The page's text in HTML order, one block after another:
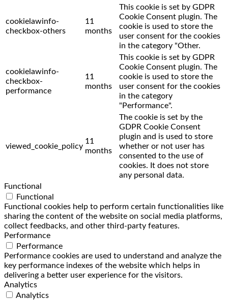
cookielawinfo-
checkbox-others
11
months
This cookie is set by GDPR
Cookie Consent plugin. The
cookie is used to store the
user consent for the cookies
in the category "Other.
cookielawinfo-
checkbox-
performance
11
months
This cookie is set by GDPR
Cookie Consent plugin. The
cookie is used to store the
user consent for the cookies
in the category
"Performance".
viewed_cookie_policy
11
months
The cookie is set by the
GDPR Cookie Consent
plugin and is used to store
whether or not user has
consented to the use of
cookies. It does not store
any personal data.
Functional
Functional
Functional cookies help to perform certain functionalities like
sharing the content of the website on social media platforms,
collect feedbacks, and other third-party features.
Performance
Performance
Performance cookies are used to understand and analyze the
key performance indexes of the website which helps in
delivering a better user experience for the visitors.
Analytics
Analytics